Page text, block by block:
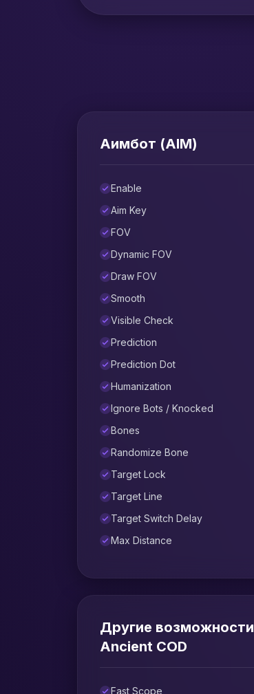
Аимбот (AIM)
Enable
Aim Key
FOV
Dynamic FOV
Draw FOV
Smooth
Visible Check
Prediction
Prediction Dot
Humanization
Ignore Bots / Knocked
Bones
Randomize Bone
Target Lock
Target Line
Target Switch Delay
Max Distance
Другие возможности
Ancient COD
Fast Scope